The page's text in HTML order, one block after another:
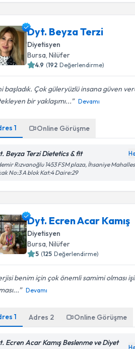
Dyt. Beyza Terzi
Diyetisyen
Bursa, Nilüfer
4.9 (192 Değerlendirme)
başladık. Çok güleryüzlü insana güven
bir yaklaşımı...
Devamı
1 Online Görüşme
Beyza Terzi Dietetics & fit
Rızvanoğlu 1453 FSM plaza, İhsaniye
No:3 A blok Kat:4 Daire:29
Dyt. Ecren Acar Kamış
Diyetisyen
Bursa, Nilüfer
5 (125 Değerlendirme)
benim için çok önemli samimi olması
Devamı
1 Adres 2 Online Görüşme
Ecren Acar Kamış Beslenme ve Diyet